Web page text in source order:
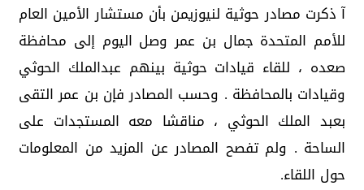
آ ذكرت مصادر حوثية لنيوزيمن بأن مستشار الأمين العام
للأمم المتحدة جمال بن عمر وصل اليوم إلى محافظة
صعده ، للقاء قيادات حوثية بينهم عبدالملك الحوثي
وقيادات بالمحافظة . وحسب المصادر فإن بن عمر التقى
بعبد الملك الحوثي ، مناقشا معه المستجدات على
الساحة . ولم تفصح المصادر عن المزيد من المعلومات
حول اللقاء.